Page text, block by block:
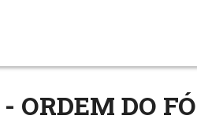
ORDEM DO